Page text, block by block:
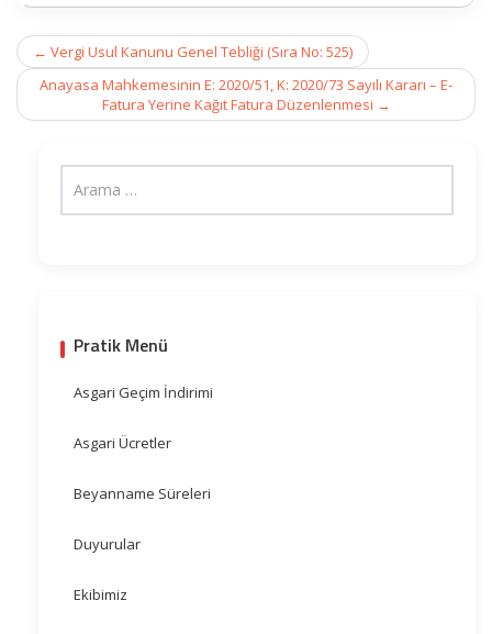
Post
navigation
← Vergi Usul Kanunu Genel Tebliği (Sıra No: 525)
Anayasa Mahkemesinin E: 2020/51, K: 2020/73 Sayılı Kararı – E-
Fatura Yerine Kağıt Fatura Düzenlenmesi →
Pratik Menü
Asgari Geçim İndirimi
Asgari Ücretler
Beyanname Süreleri
Duyurular
Ekibimiz